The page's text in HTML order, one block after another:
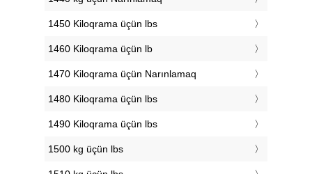
1450 Kiloqrama üçün lbs
1460 Kiloqrama üçün lb
1470 Kiloqrama üçün Narınlamaq
1480 Kiloqrama üçün lbs
1490 Kiloqrama üçün lbs
1500 kg üçün lbs